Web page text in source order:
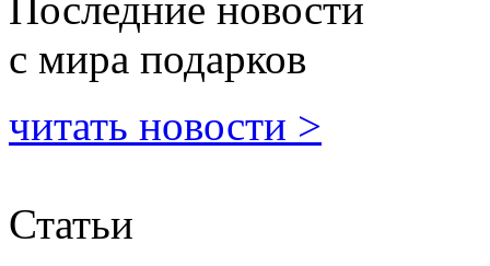
с мира подарков
читать новости >
Статьи